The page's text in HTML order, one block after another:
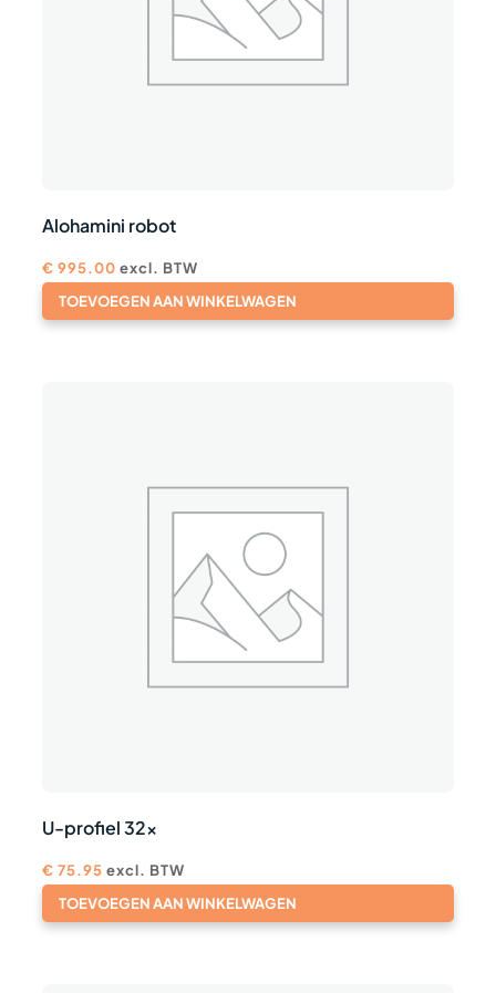
Alohamini robot
€ 995.00 excl. BTW
TOEVOEGEN AAN WINKELWAGEN
U-profiel 32x
€ 75.95 excl. BTW
TOEVOEGEN AAN WINKELWAGEN